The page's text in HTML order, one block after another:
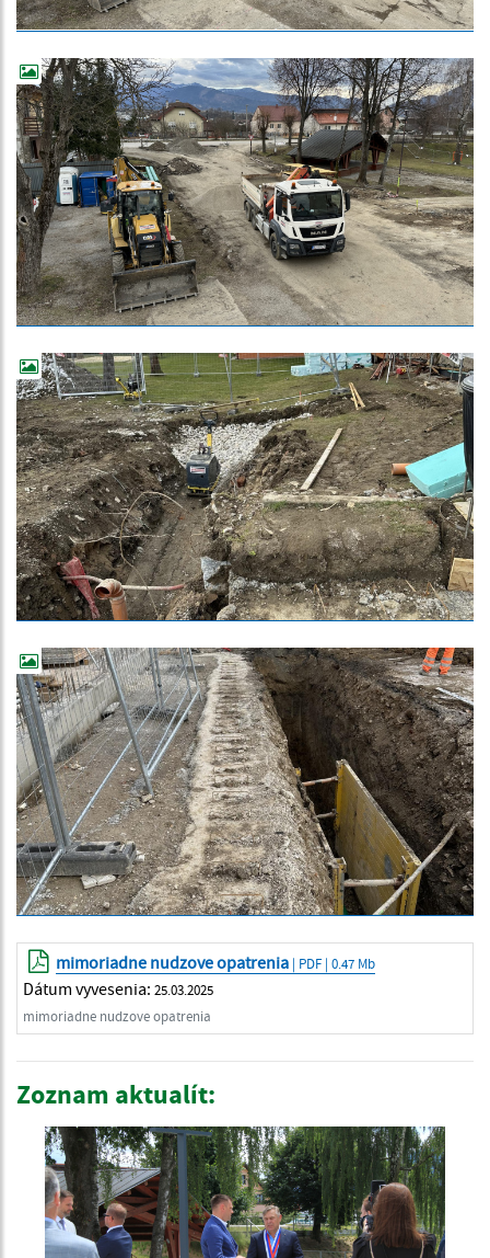
mimoriadne nudzove opatrenia | PDF | 0.47 Mb
Dátum vyvesenia: 25.03.2025
mimoriadne nudzove opatrenia
Zoznam aktualít: